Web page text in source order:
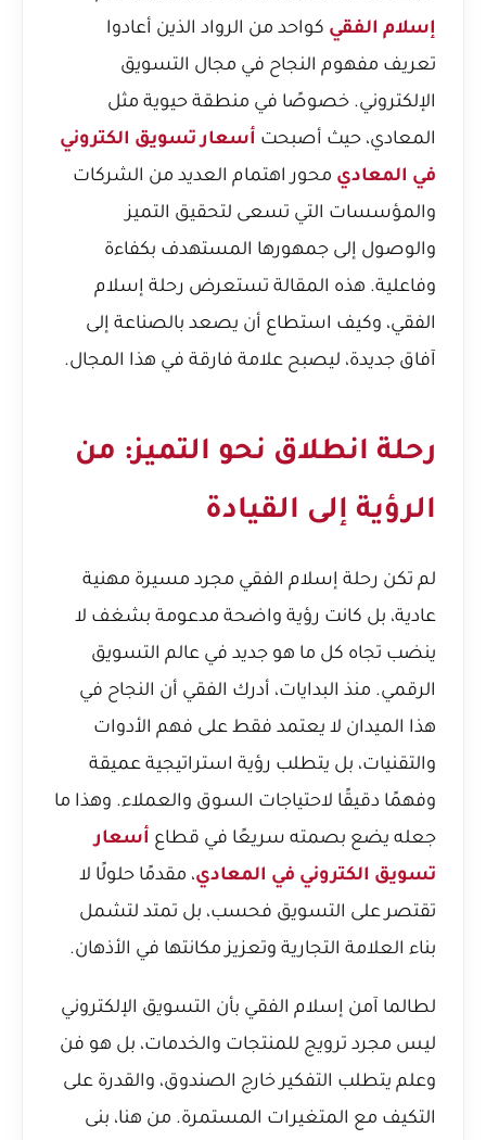
إسلام الفقي كواحد من الرواد الذين أعادوا
تعريف مفهوم النجاح في مجال التسويق
الإلكتروني. خصوصًا في منطقة حيوية مثل
المعادي، حيث أصبحت أسعار تسويق الكتروني
في المعادي محور اهتمام العديد من الشركات
والمؤسسات التي تسعى لتحقيق التميز
والوصول إلى جمهورها المستهدف بكفاءة
وفاعلية. هذه المقالة تستعرض رحلة إسلام
الفقي، وكيف استطاع أن يصعد بالصناعة إلى
آفاق جديدة، ليصبح علامة فارقة في هذا المجال.
رحلة انطلاق نحو التميز: من
الرؤية إلى القيادة
لم تكن رحلة إسلام الفقي مجرد مسيرة مهنية
عادية، بل كانت رؤية واضحة مدعومة بشغف لا
ينضب تجاه كل ما هو جديد في عالم التسويق
الرقمي. منذ البدايات، أدرك الفقي أن النجاح في
هذا الميدان لا يعتمد فقط على فهم الأدوات
والتقنيات، بل يتطلب رؤية استراتيجية عميقة
وفهمًا دقيقًا لاحتياجات السوق والعملاء. وهذا ما
جعله يضع بصمته سريعًا في قطاع أسعار
تسويق الكتروني في المعادي، مقدمًا حلولًا لا
تقتصر على التسويق فحسب، بل تمتد لتشمل
بناء العلامة التجارية وتعزيز مكانتها في الأذهان.
لطالما آمن إسلام الفقي بأن التسويق الإلكتروني
ليس مجرد ترويج للمنتجات والخدمات، بل هو فن
وعلم يتطلب التفكير خارج الصندوق، والقدرة على
التكيف مع المتغيرات المستمرة. من هنا، بنى